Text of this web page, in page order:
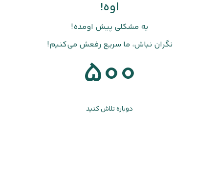
اوه!
یه مشکلی پیش اومده!
نگران نباش، ما سریع رفعش می‌کنیم!
500
دوباره تلاش کنید